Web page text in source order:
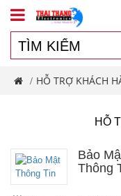
/ HỖ TRỢ KHÁCH
HỖ
Bảo
Thông